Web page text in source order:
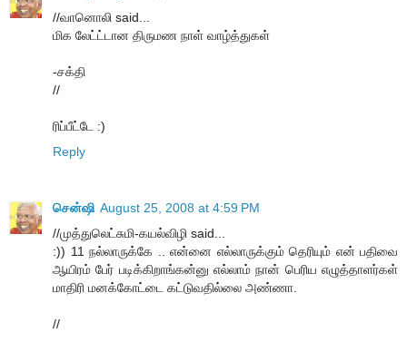
//வானொலி said...
மிக லேட்ட்டான திருமண நாள் வாழ்த்துகள்
-சக்தி
//
ரிப்பீட்டே :)
Reply
சென்ஷி August 25, 2008 at 4:59 PM
//முத்துலெட்சுமி-கயல்விழி said...
:)) 11 நல்லாருக்கே .. என்னை எல்லாருக்கும் தெரியும் என் பதிவை
ஆயிரம் பேர் படிக்கிறாங்கன்னு எல்லாம் நான் பெரிய எழுத்தாளர்கள்
மாதிரி மனக்கோட்டை கட்டுவதில்லை அண்ணா.
//